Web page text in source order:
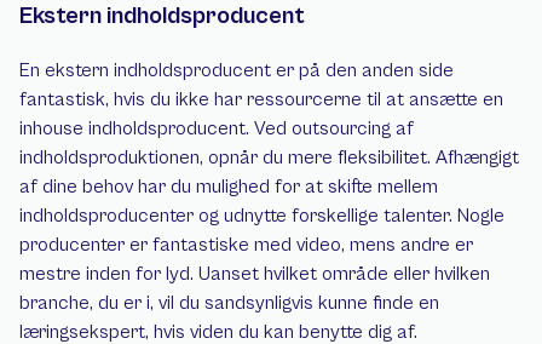
Ekstern indholdsproducent
En ekstern indholdsproducent er på den anden side
fantastisk, hvis du ikke har ressourcerne til at ansætte en
inhouse indholdsproducent. Ved outsourcing af
indholdsproduktionen, opnår du mere fleksibilitet. Afhængigt
af dine behov har du mulighed for at skifte mellem
indholdsproducenter og udnytte forskellige talenter. Nogle
producenter er fantastiske med video, mens andre er
mestre inden for lyd. Uanset hvilket område eller hvilken
branche, du er i, vil du sandsynligvis kunne finde en
læringsekspert, hvis viden du kan benytte dig af.